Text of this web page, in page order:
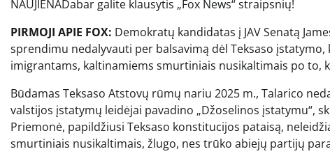
NAUJIENADabar galite klausytis „Fox News“ straipsnių!
PIRMOJI APIE FOX: Demokratų kandidatas į JAV Senatą
sprendimu nedalyvauti per balsavimą dėl Teksaso
imigrantams, kaltinamiems smurtiniais nusikaltimais po to,
Būdamas Teksaso Atstovų rūmų nariu 2025 m., Talarico
valstijos įstatymų leidėjai pavadino „Džoselinos įstatymu“,
Priemonė, papildžiusi Teksaso konstitucijos pataisą,
smurtiniais nusikaltimais, žlugo, nes trūko abiejų partijų